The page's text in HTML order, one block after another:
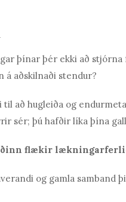
þínar þér ekki að stjórna
á aðskilnaði stendur?
að hugleiða og
sér; þú hafðir líka þína
flækir
og gamla samband